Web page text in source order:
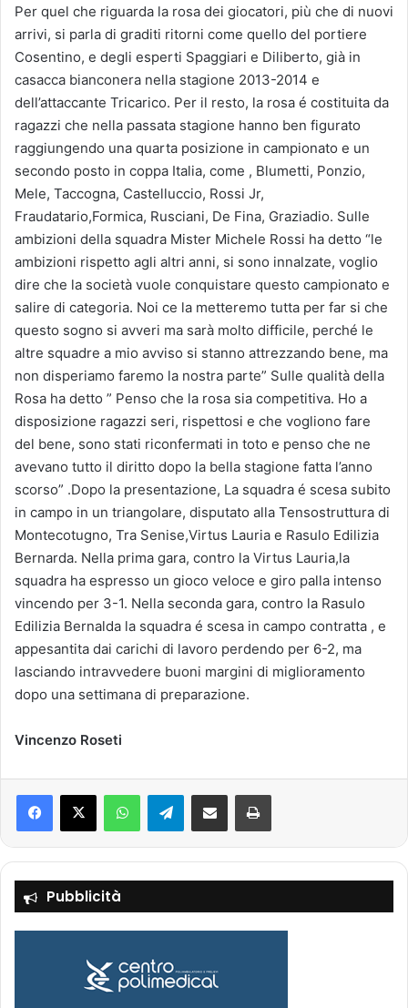
Per quel che riguarda la rosa dei giocatori, più che di nuovi
arrivi, si parla di graditi ritorni come quello del portiere
Cosentino, e degli esperti Spaggiari e Diliberto, già in
casacca bianconera nella stagione 2013-2014 e
dell’attaccante Tricarico. Per il resto, la rosa é costituita da
ragazzi che nella passata stagione hanno ben figurato
raggiungendo una quarta posizione in campionato e un
secondo posto in coppa Italia, come , Blumetti, Ponzio,
Mele, Taccogna, Castelluccio, Rossi Jr,
Fraudatario,Formica, Rusciani, De Fina, Graziadio. Sulle
ambizioni della squadra Mister Michele Rossi ha detto “le
ambizioni rispetto agli altri anni, si sono innalzate, voglio
dire che la società vuole conquistare questo campionato e
salire di categoria. Noi ce la metteremo tutta per far si che
questo sogno si avveri ma sarà molto difficile, perché le
altre squadre a mio avviso si stanno attrezzando bene, ma
non disperiamo faremo la nostra parte” Sulle qualità della
Rosa ha detto ” Penso che la rosa sia competitiva. Ho a
disposizione ragazzi seri, rispettosi e che vogliono fare
del bene, sono stati riconfermati in toto e penso che ne
avevano tutto il diritto dopo la bella stagione fatta l’anno
scorso” .Dopo la presentazione, La squadra é scesa subito
in campo in un triangolare, disputato alla Tensostruttura di
Montecotugno, Tra Senise,Virtus Lauria e Rasulo Edilizia
Bernarda. Nella prima gara, contro la Virtus Lauria,la
squadra ha espresso un gioco veloce e giro palla intenso
vincendo per 3-1. Nella seconda gara, contro la Rasulo
Edilizia Bernalda la squadra é scesa in campo contratta , e
appesantita dai carichi di lavoro perdendo per 6-2, ma
lasciando intravvedere buoni margini di miglioramento
dopo una settimana di preparazione.
Vincenzo Roseti
Telegram
Pubblicità